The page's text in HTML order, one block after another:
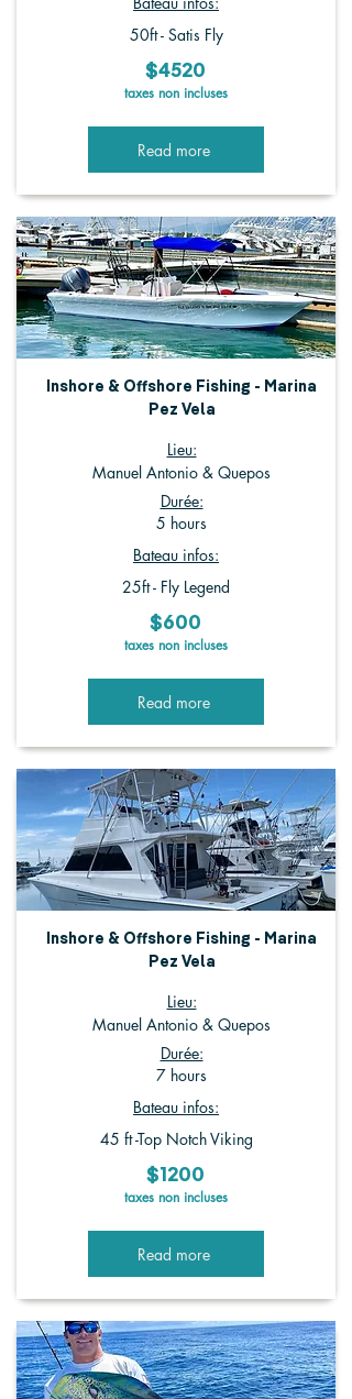
50ft - Satis Fly
$4520
taxes non incluses
Read more
Inshore & Offshore Fishing - Marina
Pez Vela
Lieu:
Manuel Antonio & Quepos
Durée:
5 hours
Bateau infos:
25ft - Fly Legend
$600
taxes non incluses
Read more
Inshore & Offshore Fishing - Marina
Pez Vela
Lieu:
Manuel Antonio & Quepos
Durée:
7 hours
Bateau infos:
45 ft -Top Notch Viking
$1200
taxes non incluses
Read more